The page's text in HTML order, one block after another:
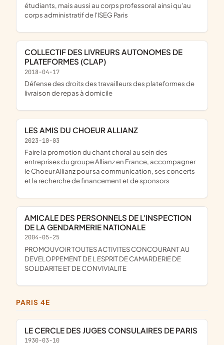
étudiants, mais aussi au corps professoral ainsi qu'au
corps administratif de l'ISEG Paris
COLLECTIF DES LIVREURS AUTONOMES DE
PLATEFORMES (CLAP)
2018-04-17
défense des droits des travailleurs des plateformes de
livraison de repas à domicile
LES AMIS DU CHOEUR ALLIANZ
2023-10-03
faire la promotion du chant choral au sein des
entreprises du groupe Allianz en France, accompagner
le Choeur Allianz pour sa communication, ses concerts
et la recherche de financement et de sponsors
AMICALE DES PERSONNELS DE L'INSPECTION
DE LA GENDARMERIE NATIONALE
2004-05-25
PROMOUVOIR TOUTES ACTIVITES CONCOURANT AU
DEVELOPPEMENT DE L ESPRIT DE CAMARDERIE DE
SOLIDARITE ET DE CONVIVIALITE
PARIS 4E
LE CERCLE DES JUGES CONSULAIRES DE PARIS
1930-03-10